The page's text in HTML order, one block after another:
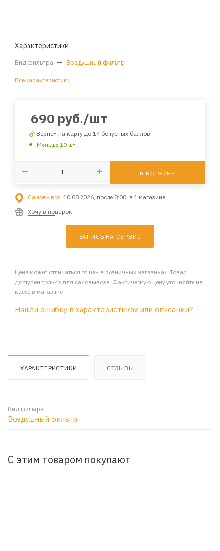
Характеристики
Вид фильтра — Воздушный фильтр
Все характеристики
690 руб./шт
Вернем на карту до 14 бонусных баллов
Меньше 10 шт
В КОРЗИНУ
Самовывоз: 10.08.2026, после 8:00, в 1 магазине
Хочу в подарок
ЗАПИСЬ НА СЕРВИС
Цена может отличаться от цен в розничных магазинах. Товар
доступен только для самовывоза. Фактическую цену уточняйте на
кассе в магазине
Нашли ошибку в характеристиках или описании?
ХАРАКТЕРИСТИКИ ОТЗЫВЫ
Вид фильтра
Воздушный фильтр
С этим товаром покупают